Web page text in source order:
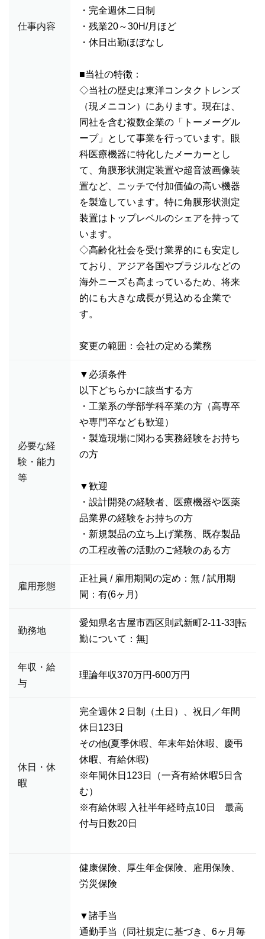
仕事内容
・完全週休二日制
・残業20～30H/月ほど
・休日出勤ほぼなし
■当社の特徴：
◇当社の歴史は東洋コンタクトレンズ
（現メニコン）にあります。現在は、
同社を含む複数企業の「トーメーグル
ープ」として事業を行っています。眼
科医療機器に特化したメーカーとし
て、角膜形状測定装置や超音波画像装
置など、ニッチで付加価値の高い機器
を製造しています。特に角膜形状測定
装置はトップレベルのシェアを持って
います。
◇高齢化社会を受け業界的にも安定し
ており、アジア各国やブラジルなどの
海外ニーズも高まっているため、将来
的にも大きな成長が見込める企業で
す。
変更の範囲：会社の定める業務
必要な経
験・能力
等
▼必須条件
以下どちらかに該当する方
・工業系の学部学科卒業の方（高専卒
や専門卒なども歓迎）
・製造現場に関わる実務経験をお持ち
の方
▼歓迎
・設計開発の経験者、医療機器や医薬
品業界の経験をお持ちの方
・新規製品の立ち上げ業務、既存製品
の工程改善の活動のご経験のある方
雇用形態
正社員 / 雇用期間の定め：無 / 試用期
間：有(6ヶ月)
勤務地
愛知県名古屋市西区則武新町2-11-33[転
勤について：無]
年収・給
与
理論年収370万円-600万円
休日・休
暇
完全週休２日制（土日）、祝日／年間
休日123日
その他(夏季休暇、年末年始休暇、慶弔
休暇、有給休暇)
※年間休日123日（一斉有給休暇5日含
む）
※有給休暇 入社半年経時点10日 最高
付与日数20日
健康保険、厚生年金保険、雇用保険、
労災保険
▼諸手当
通勤手当（同社規定に基づき、6ヶ月毎